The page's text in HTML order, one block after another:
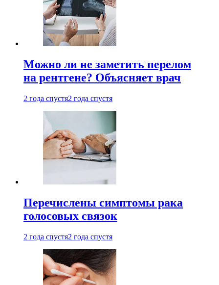
Можно ли не заметить перелом
на рентгене? Объясняет врач
2 года спустя2 года спустя
Перечислены симптомы рака
голосовых связок
2 года спустя2 года спустя